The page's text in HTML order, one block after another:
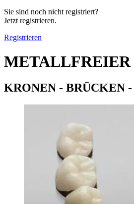
Sie sind noch nicht registriert?
Jetzt registrieren.
Registrieren
METALLFREIER
KRONEN - BRÜCKEN